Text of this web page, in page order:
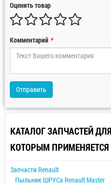
Оценить товар
Комментарий *
Отправить
КАТАЛОГ ЗАПЧАСТЕЙ
КОТОРЫМ ПРИМЕНЯЕТСЯ
Запчасти Renault
Пыльник ШРУСа Renault Master